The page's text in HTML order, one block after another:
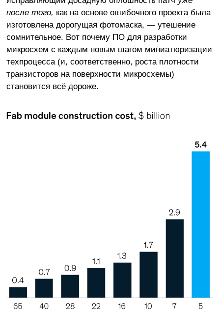
после того, как на основе ошибочного проекта была
изготовлена дорогущая фотомаска, — утешение
сомнительное. Вот почему ПО для разработки
микросхем с каждым новым шагом миниатюризации
техпроцесса (и, соответственно, роста плотности
транзисторов на поверхности микросхемы)
становится всё дороже.